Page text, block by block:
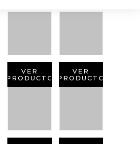
VER
PRODUCTO
VER
PRODUCTO